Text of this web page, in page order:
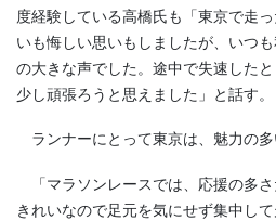
度経験している高橋氏も「東京で走
いも悔しい思いもしましたが、いつ
の大きな声でした。途中で失速した
少し頑張ろうと思えました」と話す。
ランナーにとって東京は、魅力の多
「マラソンレースでは、応援の多
きれいなので足元を気にせず集中し